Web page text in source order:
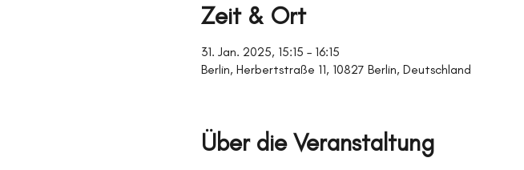
Zeit & Ort
31. Jan. 2025, 15:15 – 16:15
Berlin, Herbertstraße 11, 10827 Berlin, Deutschland
Über die Veranstaltung